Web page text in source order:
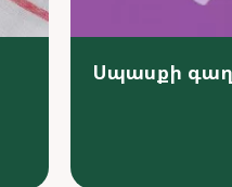
Սպասքի